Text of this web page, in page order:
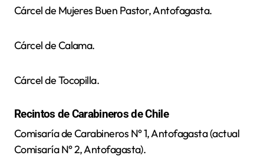
Cárcel de Mujeres Buen Pastor, Antofagasta.
Cárcel de Calama.
Cárcel de Tocopilla.
Recintos de Carabineros de Chile
Comisaría de Carabineros N° 1, Antofagasta (actual
Comisaría N° 2, Antofagasta).